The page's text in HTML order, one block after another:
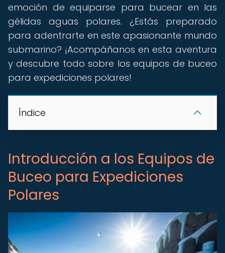
emoción de equiparse para bucear en las
gélidas aguas polares. ¿Estás preparado
para adentrarte en este apasionante mundo
submarino? ¡Acompáñanos en esta aventura
y descubre todo sobre los equipos de buceo
para expediciones polares!
Índice
Introducción a los Equipos de
Buceo para Expediciones
Polares